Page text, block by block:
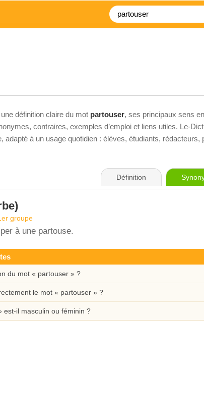
définition claire du mot partouser, ses principaux sens
contraires, exemples d’emploi et liens utiles. Le-
adapté à un usage quotidien : élèves, étudiants,
Définition
groupe
à une partouse.
du mot « partouser » ?
le mot « partouser » ?
est-il masculin ou féminin ?